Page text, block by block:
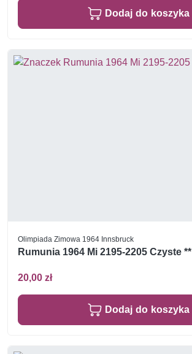
Dodaj do koszyka
Olimpiada Zimowa 1964 Innsbruck
Rumunia 1964 Mi 2195-2205 Czyste **
20,00 zł
Dodaj do koszyka